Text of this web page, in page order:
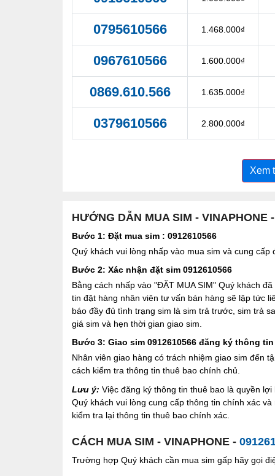
0795610566 1.468.000₫
0967610566 1.600.000₫
0869.610.566 1.635.000₫
0379610566 2.800.000₫
Xem
HƯỚNG DẪN MUA SIM - VINAPHONE
Bước 1: Đặt mua sim : 0912610566
Quý khách vui lòng nhấp vào mua sim và cung
Bước 2: Xác nhận đặt sim 0912610566
Bằng cách nhấp vào "ĐẶT MUA SIM" Quý khách
tin đặt hàng nhân viên tư vấn bán hàng sẽ lập tức
báo đầy đủ tình trạng sim là sim trả trước, sim trả
giá sim và hẹn thời gian giao sim.
Bước 3: Giao sim 0912610566 đăng ký thông
Nhân viên giao hàng có trách nhiệm giao sim đến
cách kiểm tra thông tin thuê bao chính chủ.
Lưu ý: Việc đăng ký thông tin thuê bao là quyền
Quý khách vui lòng cung cấp thông tin chính xác
kiểm tra lại thông tin thuê bao chính xác.
CÁCH MUA SIM - VINAPHONE -
Trường hợp Quý khách cần mua sim gấp hãy gọi